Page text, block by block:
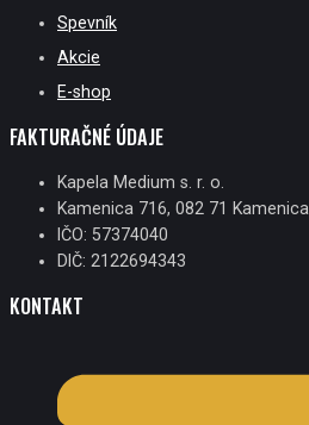
Spevník
Akcie
E-shop
FAKTURAČNÉ ÚDAJE
Kapela Medium s. r. o.
Kamenica 716, 082 71 Kamenica
IČO: 57374040
DIČ: 2122694343
KONTAKT